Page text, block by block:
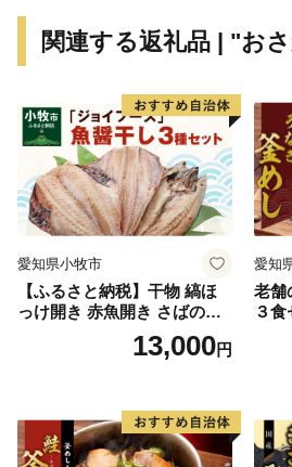
番組特設ページはこちら！
★ABCテレビ・テレビ朝日系列「
ダ」で【須崎勘八】が紹介されま
高級カンパチ 「須崎勘八」お刺
高級カンパチ 「須崎勘八」お刺
期間限定でしんじょう君のお礼状
関連する返礼品 | "お
愛知県小牧市
【ふるさと納税】干物 縞ほ
っけ開き 赤魚開き さばの開
き 魚醤干し 3種 セット 詰め
合わせ 魚 おかず 肉厚 おいし
取り寄せグルメ 魚醤 ナンプ
ラー 愛知県 小牧市 冷凍 送料
無料
13,000円
愛知
老舗
３食